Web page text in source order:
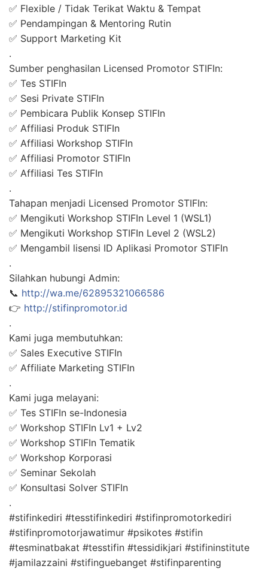
✅ Flexible / Tidak Terikat Waktu & Tempat
✅ Pendampingan & Mentoring Rutin
✅ Support Marketing Kit
.
Sumber penghasilan Licensed Promotor STIFIn:
✅ Tes STIFIn
✅ Sesi Private STIFIn
✅ Pembicara Publik Konsep STIFIn
✅ Affiliasi Produk STIFIn
✅ Affiliasi Workshop STIFIn
✅ Affiliasi Promotor STIFIn
✅ Affiliasi Tes STIFIn
.
Tahapan menjadi Licensed Promotor STIFIn:
✅ Mengikuti Workshop STIFIn Level 1 (WSL1)
✅ Mengikuti Workshop STIFIn Level 2 (WSL2)
✅ Mengambil lisensi ID Aplikasi Promotor STIFIn
.
Silahkan hubungi Admin:
📞 http://wa.me/62895321066586
👉 http://stifinpromotor.id
.
Kami juga membutuhkan:
✅ Sales Executive STIFIn
✅ Affiliate Marketing STIFIn
.
Kami juga melayani:
✅ Tes STIFIn se-Indonesia
✅ Workshop STIFIn Lv1 + Lv2
✅ Workshop STIFIn Tematik
✅ Workshop Korporasi
✅ Seminar Sekolah
✅ Konsultasi Solver STIFIn
.
#stifinkediri #tesstifinkediri #stifinpromotorkediri
#stifinpromotorjawatimur #psikotes #stifin
#tesminatbakat #tesstifin #tessidikjari #stifininstitute
#jamilazzaini #stifinguebanget #stifinparenting